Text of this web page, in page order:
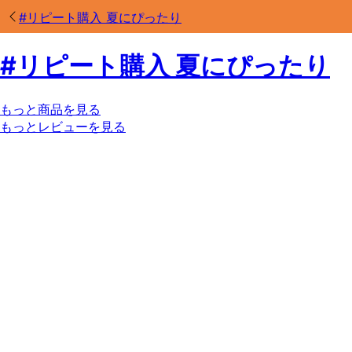
#リピート購入 夏にぴったり
#リピート購入 夏にぴったり
もっと商品を見る
もっとレビューを見る